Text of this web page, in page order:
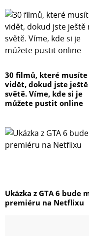
30 filmů, které musíte
vidět, dokud jste ještě
světě. Víme, kde si je
můžete pustit online
Ukázka z GTA 6 bude
premiéru na Netflixu